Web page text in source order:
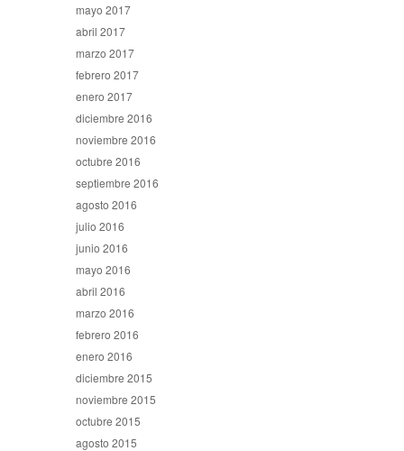
mayo 2017
abril 2017
marzo 2017
febrero 2017
enero 2017
diciembre 2016
noviembre 2016
octubre 2016
septiembre 2016
agosto 2016
julio 2016
junio 2016
mayo 2016
abril 2016
marzo 2016
febrero 2016
enero 2016
diciembre 2015
noviembre 2015
octubre 2015
agosto 2015